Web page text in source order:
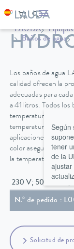
LAUDA
Baños de agua
Los baños de agua
calidad ofrecen la
adecuadas para
a 41 litros. Todos los
temperatura de
temperatura de ±0,1
aplicaciones en el
color asegura una
la temperatura en °C
N.º de pedido :
Según
tener
de la
Solicitud de